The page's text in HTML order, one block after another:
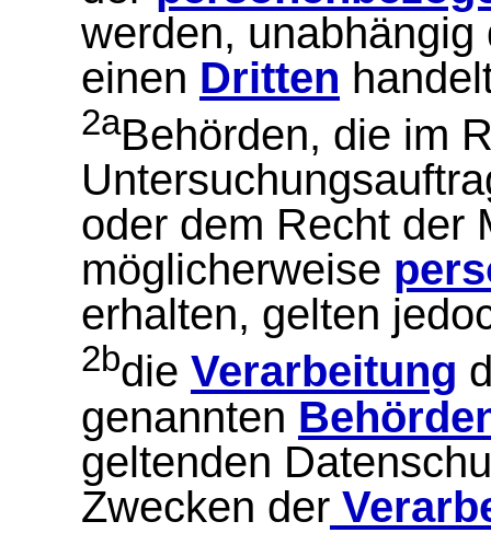
werden,
einen Dritten
2aBehörden, die im
oder dem Recht der
möglicherweise
erhalten, gelten
2bdie Verarbeitung
genannten
geltenden
Zwecken der